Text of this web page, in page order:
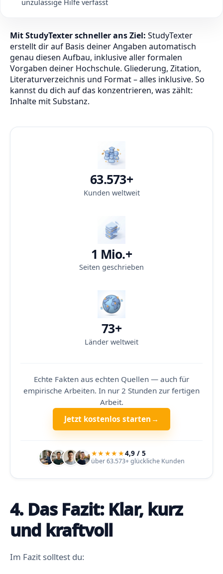
Mit StudyTexter schneller ans Ziel: StudyTexter
erstellt dir auf Basis deiner Angaben automatisch
genau diesen Aufbau, inklusive aller formalen
Vorgaben deiner Hochschule. Gliederung, Zitation,
Literaturverzeichnis und Format – alles inklusive. So
kannst du dich auf das konzentrieren, was zählt:
Inhalte mit Substanz.
63.573+
Kunden weltweit
1 Mio.+
Seiten geschrieben
73+
Länder weltweit
Echte Fakten aus echten Quellen — auch für
empirische Arbeiten. In nur 2 Stunden zur fertigen
Arbeit.
Jetzt kostenlos starten →
★★★★★4,9 / 5
über 63.573+ glückliche Kunden
4. Das Fazit: Klar, kurz
und kraftvoll
Im Fazit solltest du: